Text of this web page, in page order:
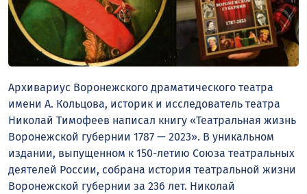
Архивариус Воронежского драматического театра
имени А. Кольцова, историк и исследователь театра
Николай Тимофеев написал книгу «Театральная жизнь
Воронежской губернии 1787 — 2023». В уникальном
издании, выпущенном к 150-летию Союза театральных
деятелей России, собрана история театральной жизни
Воронежской губернии за 236 лет. Николай